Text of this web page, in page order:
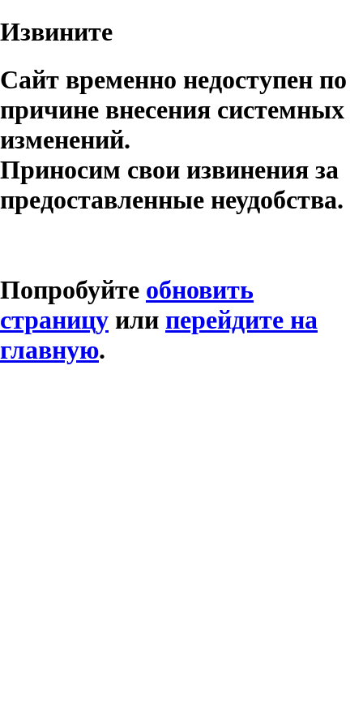
Извините
Сайт временно недоступен по
причине внесения системных
изменений.
Приносим свои извинения за
предоставленные неудобства.
Попробуйте обновить
страницу или перейдите на
главную.